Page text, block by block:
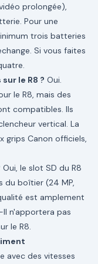
prolongée),
Pour une
trois batteries
Si vous faites
le R8 ? Oui.
le R8, mais des
compatibles. Ils
vertical. La
grips Canon officiels,
Oui, le slot SD du R8
du boîtier (24 MP,
est amplement
II n'apportera pas
le R8.
avec des vitesses